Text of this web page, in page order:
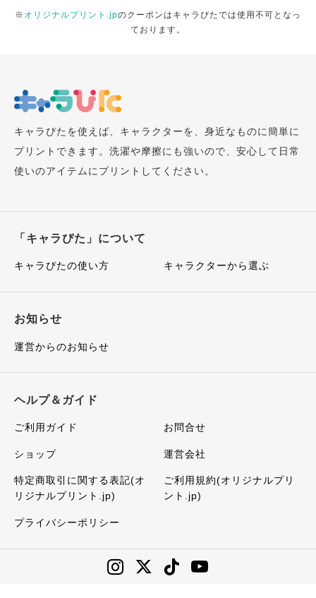
※ オリジナルプリント.jpのクーポンはキャラぴたでは使用不可となっ
ております。
キャラぴたを使えば、キャラクターを、身近なものに簡単に
プリントできます。洗濯や摩擦にも強いので、安心して日常
使いのアイテムにプリントしてください。
「キャラぴた」について
キャラぴたの使い方 キャラクターから選ぶ
お知らせ
運営からのお知らせ
ヘルプ＆ガイド
ご利用ガイド お問合せ
ショップ 運営会社
特定商取引に関する表記(オ
リジナルプリント.jp)
ご利用規約(オリジナルプリ
ント.jp)
プライバシーポリシー